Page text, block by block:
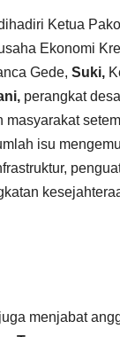
Ketua
Ekonomi
Gede, Suki,
perangkat
masyarakat
isu
menjabat